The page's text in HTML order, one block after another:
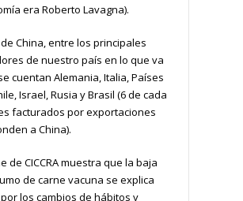
era Roberto Lavagna).
China, entre los principales
de nuestro país en lo que va
cuentan Alemania, Italia, Países
Israel, Rusia y Brasil (6 de cada
facturados por exportaciones
a China).
de CICCRA muestra que la baja
de carne vacuna se explica
los cambios de hábitos y